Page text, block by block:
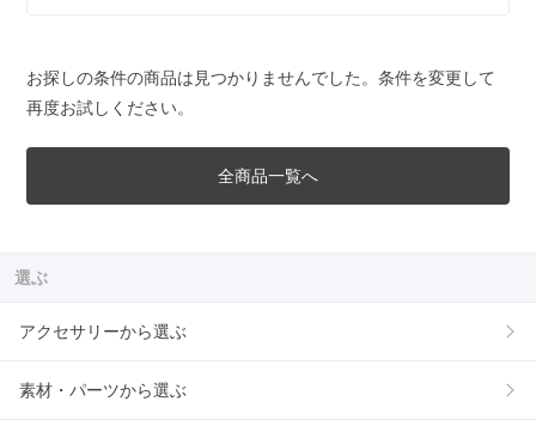
お探しの条件の商品は見つかりませんでした。条件を変更して
再度お試しください。
全商品一覧へ
選ぶ
アクセサリーから選ぶ
素材・パーツから選ぶ